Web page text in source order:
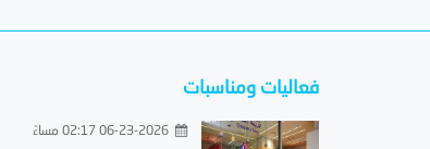
فعاليات ومناسبات